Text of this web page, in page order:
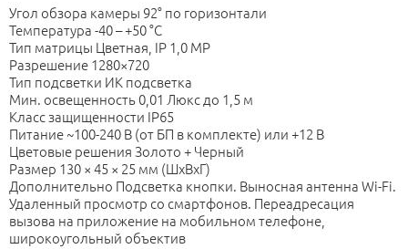
Угол обзора камеры 92° по горизонтали
Температура -40 – +50 °С
Тип матрицы Цветная, IP 1,0 MP
Разрешение 1280×720
Тип подсветки ИК подсветка
Мин. освещенность 0,01 Люкс до 1,5 м
Класс защищенности IP65
Питание ~100-240 В (от БП в комплекте) или +12 В
Цветовые решения Золото + Черный
Размер 130 × 45 × 25 мм (ШхВхГ)
Дополнительно Подсветка кнопки. Выносная антенна Wi-Fi.
Удаленный просмотр со смартфонов. Переадресация
вызова на приложение на мобильном телефоне,
широкоугольный объектив